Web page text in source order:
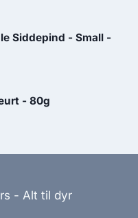
Siddepind - Small -
- 80g
- Alt til dyr